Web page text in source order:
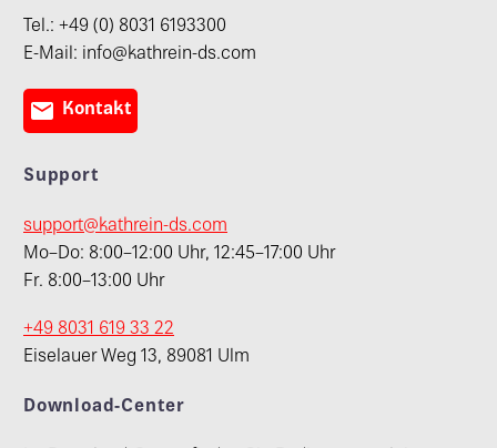
Tel.: +49 (0) 8031 6193300
E-Mail: info@kathrein-ds.com
 Kontakt
Support
support@kathrein-ds.com
Mo–Do: 8:00–12:00 Uhr, 12:45–17:00 Uhr
Fr. 8:00–13:00 Uhr
+49 8031 619 33 22
Eiselauer Weg 13, 89081 Ulm
Download-Center